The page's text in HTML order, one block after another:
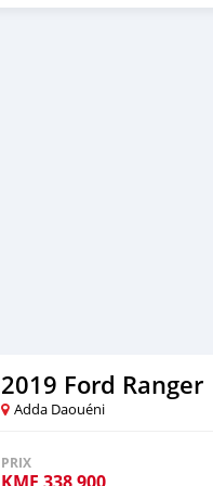
Sedan, mini Truck,pickup,cargo
2019 Ford Ranger
Adda Daouéni
PRIX
KMF 338 900